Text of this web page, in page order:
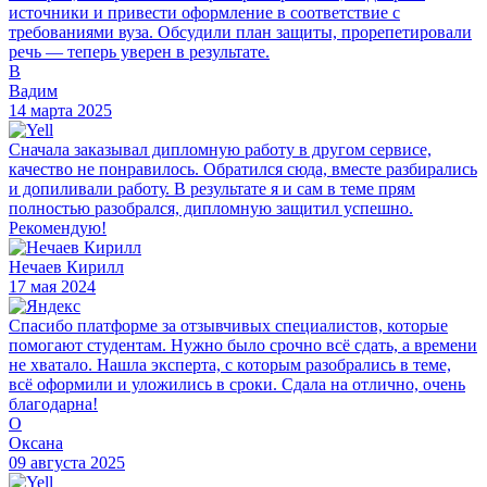
источники и привести оформление в соответствие с
требованиями вуза. Обсудили план защиты, прорепетировали
речь — теперь уверен в результате.
В
Вадим
14 марта 2025
Сначала заказывал дипломную работу в другом сервисе,
качество не понравилось. Обратился сюда, вместе разбирались
и допиливали работу. В результате я и сам в теме прям
полностью разобрался, дипломную защитил успешно.
Рекомендую!
Нечаев Кирилл
17 мая 2024
Спасибо платформе за отзывчивых специалистов, которые
помогают студентам. Нужно было срочно всё сдать, а времени
не хватало. Нашла эксперта, с которым разобрались в теме,
всё оформили и уложились в сроки. Сдала на отлично, очень
благодарна!
О
Оксана
09 августа 2025